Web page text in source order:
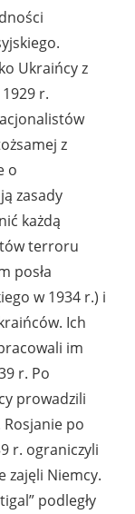
Ukraińcy z
r.
z
o
zasady
każdą
terroru
posła
w 1934 r.) i
Ich
im
r. Po
prowadzili
po
r. ograniczyli
zajęli Niemcy.
podległy